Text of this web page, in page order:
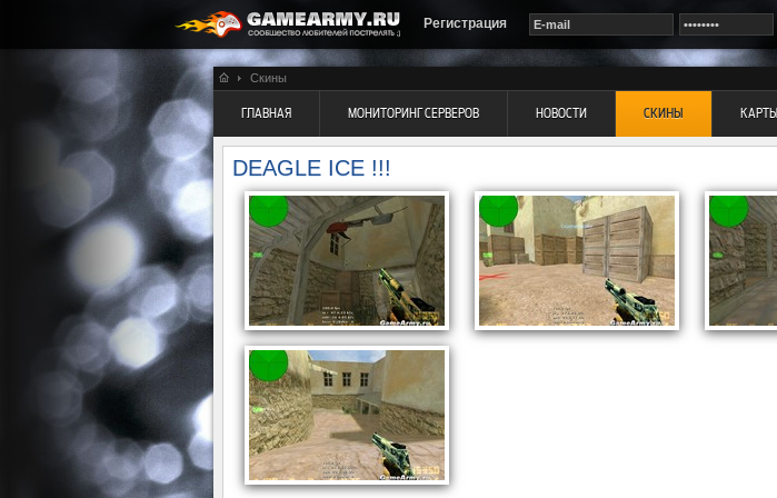
Регистрация
Скины
ГЛАВНАЯ МОНИТОРИНГ СЕРВЕРОВ НОВОСТИ СКИНЫ КАРТЫ
DEAGLE ICE !!!